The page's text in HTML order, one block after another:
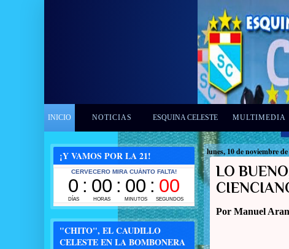
INICIO NOTICIAS ESQUINA CELESTE MULTIMEDIA
lunes, 10 de noviembre
LO
Por Manuel
¡Y VAMOS POR LA 21!
"CHITO", EL CAUDILLO
CELESTE EN LA BOMBONERA